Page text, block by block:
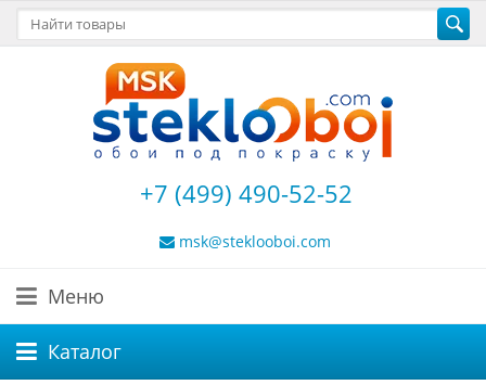
+7 (499) 490-52-52
msk@steklooboi.com
Меню
Каталог